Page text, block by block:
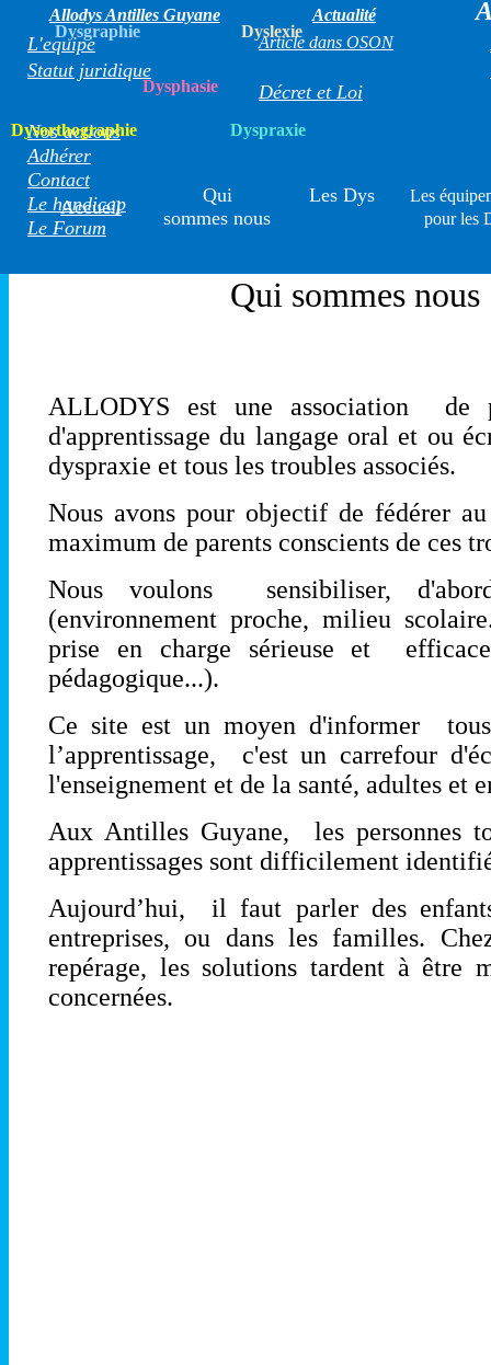
Dysgraphie Dyslexie
Dysphasie
Dysorthographie Dyspraxie
Qui
sommes nous
Les Dys
Les
pour les
Accueil
Qui sommes nous
ALLODYS est une association de
d'apprentissage du langage oral et ou
dyspraxie et tous les troubles associés.
Nous avons pour objectif de fédérer
maximum de parents conscients de ces
Nous voulons sensibiliser,
(environnement proche, milieu
prise en charge sérieuse et
pédagogique...).
Ce site est un moyen d'informer
l’apprentissage, c'est un carrefour
l'enseignement et de la santé, adultes et
Aux Antilles Guyane, les personnes
apprentissages sont difficilement
Aujourd’hui, il faut parler des
entreprises, ou dans les familles.
repérage, les solutions tardent à être
concernées.
Allodys Antilles Guyane Actualité
L'equipe Article dans OSON
Statut juridique
Décret et Loi
Nos actions
Adhérer
Contact
Le handicap
Le Forum